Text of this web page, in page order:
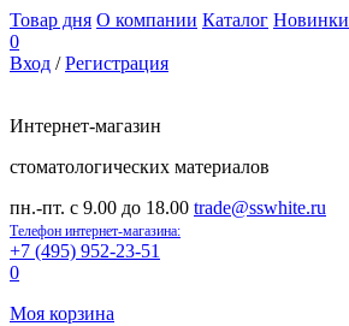
Товар дня О компании Каталог Новинки
0
Вход /Регистрация
Интернет-магазин
стоматологических материалов
пн.-пт. с 9.00 до 18.00 trade@sswhite.ru
Телефон интернет-магазина:
+7 (495) 952-23-51
0
Моя корзина